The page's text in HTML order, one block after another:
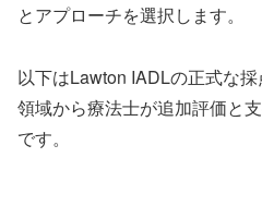
とアプローチを選択します。
以下はLawton IADLの正式な
領域から療法士が追加評価と
です。